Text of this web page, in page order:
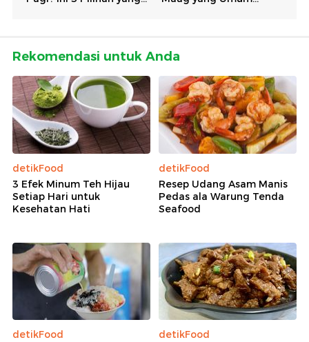
Rekomendasi untuk Anda
detikFood
3 Efek Minum Teh Hijau
Setiap Hari untuk
Kesehatan Hati
detikFood
Resep Udang Asam Manis
Pedas ala Warung Tenda
Seafood
detikFood
detikFood